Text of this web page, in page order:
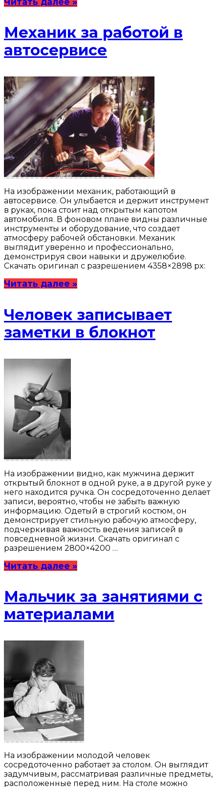
Механик за работой в
автосервисе
На изображении механик, работающий в
автосервисе. Он улыбается и держит инструмент
в руках, пока стоит над открытым капотом
автомобиля. В фоновом плане видны различные
инструменты и оборудование, что создает
атмосферу рабочей обстановки. Механик
выглядит уверенно и профессионально,
демонстрируя свои навыки и дружелюбие.
Скачать оригинал с разрешением 4358×2898 px:
Читать далее »
Человек записывает
заметки в блокнот
На изображении видно, как мужчина держит
открытый блокнот в одной руке, а в другой руке у
него находится ручка. Он сосредоточенно делает
записи, вероятно, чтобы не забыть важную
информацию. Одетый в строгий костюм, он
демонстрирует стильную рабочую атмосферу,
подчеркивая важность ведения записей в
повседневной жизни. Скачать оригинал с
разрешением 2800×4200 …
Читать далее »
Мальчик за занятиями с
материалами
На изображении молодой человек
сосредоточенно работает за столом. Он выглядит
задумчивым, рассматривая различные предметы,
расположенные перед ним. На столе можно